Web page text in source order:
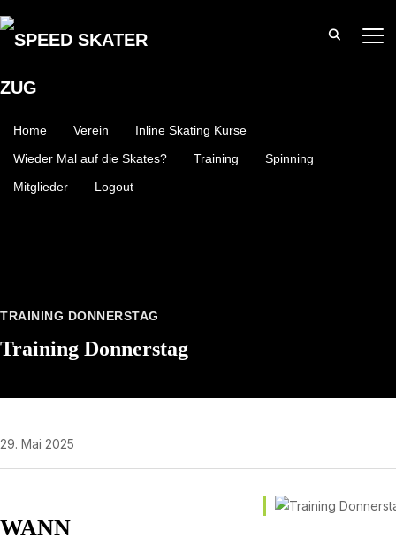
Home Verein
Inline Skating Kurse
Wieder Mal auf die Skates?
Training
Spinning
Mitglieder
Logout
TRAINING DONNERSTAG
Training Donnerstag
29. Mai 2025
WANN